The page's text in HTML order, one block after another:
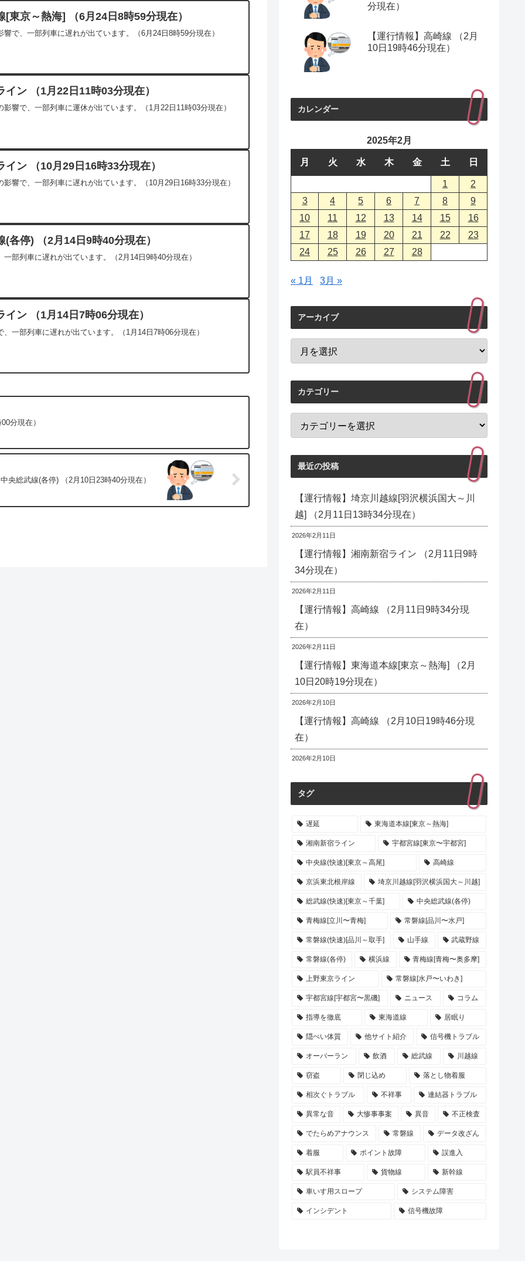
[東京～熱海] （6月24日8時59分現在）
で、一部列車に遅れが出ています。（6月24日8時59分現在）
イン （1月22日11時03分現在）
響で、一部列車に運休が出ています。（1月22日11時03分現在）
イン （10月29日16時33分現在）
響で、一部列車に遅れが出ています。（10月29日16時33分現在）
(各停) （2月14日9時40分現在）
部列車に遅れが出ています。（2月14日9時40分現在）
イン （1月14日7時06分現在）
一部列車に遅れが出ています。（1月14日7時06分現在）
分現在）
中央総武線(各停) （2月10日23時40分現在）
分現在）
【運行情報】高崎線 （2月
10日19時46分現在）
カレンダー
2025年2月
月 火 水 木 金 土 日
1
2
3
4 5 6 7 8
9
10
11 12 13 14 15
16
17
18 19 20 21 22
23
24
25 26 27 28
« 1月 3月 »
アーカイブ
カテゴリー
最近の投稿
【運行情報】埼京川越線[羽沢横浜国大～川
越] （2月11日13時34分現在）
2026年2月11日
【運行情報】湘南新宿ライン （2月11日9時
34分現在）
2026年2月11日
【運行情報】高崎線 （2月11日9時34分現
在）
2026年2月11日
【運行情報】東海道本線[東京～熱海] （2月
10日20時19分現在）
2026年2月10日
【運行情報】高崎線 （2月10日19時46分現
在）
2026年2月10日
タグ
遅延 東海道本線[東京～熱海]
湘南新宿ライン 宇都宮線[東京〜宇都宮]
中央線(快速)[東京～高尾] 高崎線
京浜東北根岸線 埼京川越線[羽沢横浜国大～川越]
総武線(快速)[東京～千葉] 中央総武線(各停)
青梅線[立川〜青梅] 常磐線[品川〜水戸]
常磐線(快速)[品川～取手] 山手線 武蔵野線
常磐線(各停) 横浜線 青梅線[青梅〜奥多摩]
上野東京ライン 常磐線[水戸〜いわき]
宇都宮線[宇都宮〜黒磯] ニュース コラム
指導を徹底 東海道線 居眠り
隠ぺい体質 他サイト紹介 信号機トラブル
オーバーラン 飲酒 総武線 川越線
窃盗 閉じ込め 落とし物着服
相次ぐトラブル 不祥事 連結器トラブル
異常な音 大惨事事案 異音 不正検査
でたらめアナウンス 常磐線 データ改ざん
着服 ポイント故障 誤進入
駅員不祥事 貨物線 新幹線
車いす用スロープ システム障害
インシデント 信号機故障